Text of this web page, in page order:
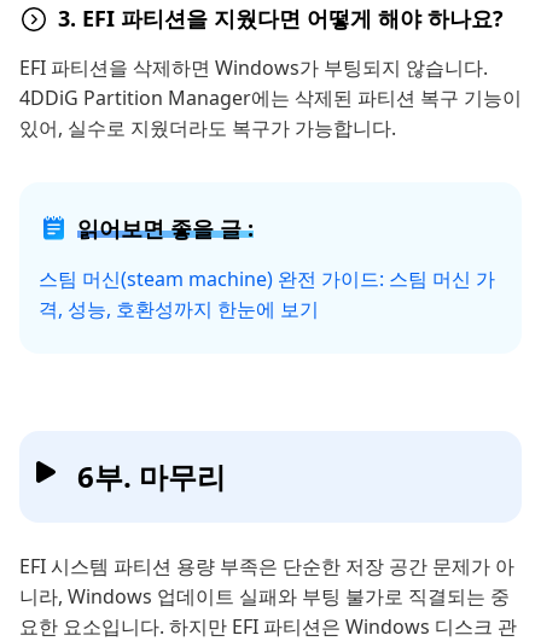
3. EFI 파티션을 지웠다면 어떻게 해야 하나요?
EFI 파티션을 삭제하면 Windows가 부팅되지 않습니다.
4DDiG Partition Manager에는 삭제된 파티션 복구 기능이
있어, 실수로 지웠더라도 복구가 가능합니다.
읽어보면 좋을 글 :
스팀 머신(steam machine) 완전 가이드: 스팀 머신 가
격, 성능, 호환성까지 한눈에 보기
6부. 마무리
EFI 시스템 파티션 용량 부족은 단순한 저장 공간 문제가 아
니라, Windows 업데이트 실패와 부팅 불가로 직결되는 중
요한 요소입니다. 하지만 EFI 파티션은 Windows 디스크 관